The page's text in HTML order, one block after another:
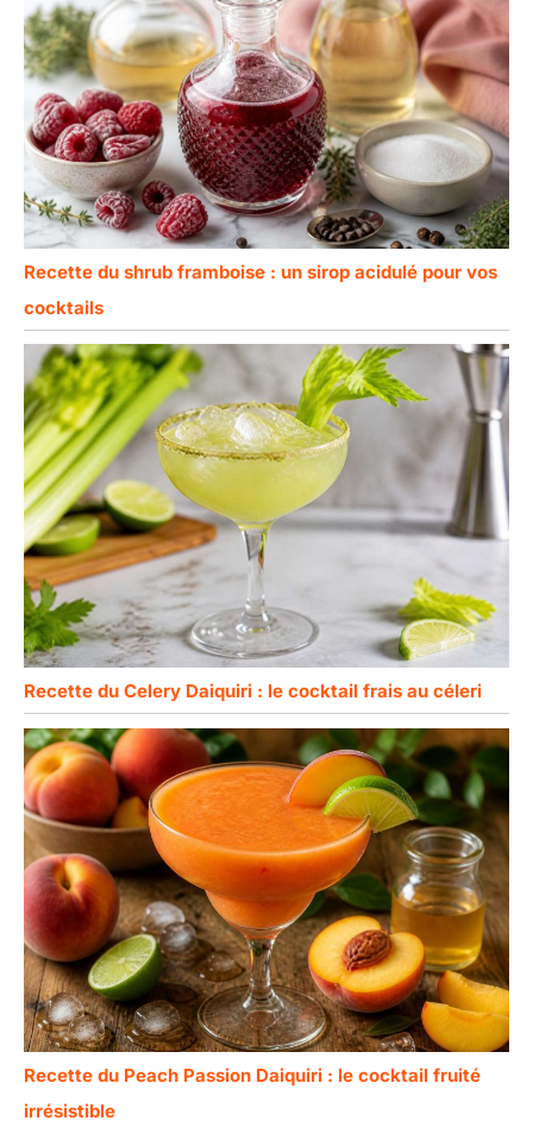
Recette du shrub framboise : un sirop acidulé pour vos
cocktails
Recette du Celery Daiquiri : le cocktail frais au céleri
Recette du Peach Passion Daiquiri : le cocktail fruité
irrésistible